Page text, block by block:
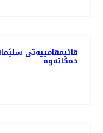
قائیمقامییه‌تی